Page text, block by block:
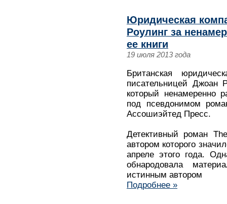
Юридическая
Роулинг за
ее книги
19 июля 2013 года
Британская
писательницей Джоан
который ненамеренно
под псевдонимом
Ассошиэйтед Пресс.
Детективный роман
автором которого
апреле этого года.
обнародовала
истинным автором
Подробнее »